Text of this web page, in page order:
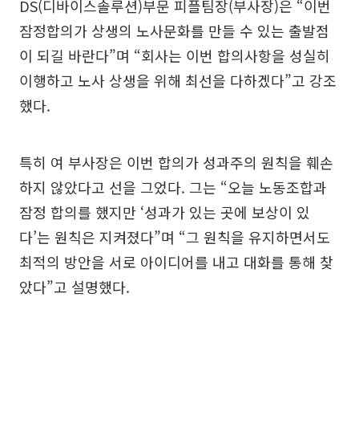
DS(디바이스솔루션)부문 피플팀장(부사장)은 “이번
잠정합의가 상생의 노사문화를 만들 수 있는 출발점
이 되길 바란다”며 “회사는 이번 합의사항을 성실히
이행하고 노사 상생을 위해 최선을 다하겠다”고 강조
했다.
특히 여 부사장은 이번 합의가 성과주의 원칙을 훼손
하지 않았다고 선을 그었다. 그는 “오늘 노동조합과
잠정 합의를 했지만 ‘성과가 있는 곳에 보상이 있
다’는 원칙은 지켜졌다”며 “그 원칙을 유지하면서도
최적의 방안을 서로 아이디어를 내고 대화를 통해 찾
았다”고 설명했다.